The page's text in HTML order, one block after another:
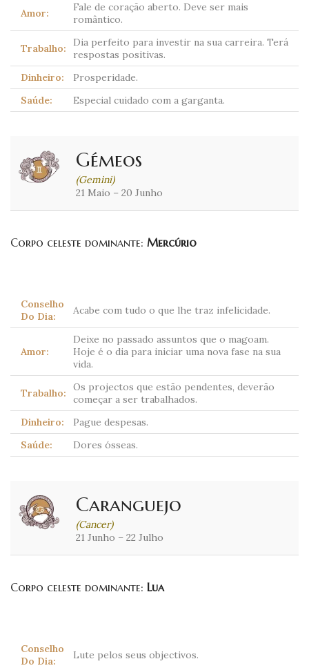
Amor:
Fale de coração aberto. Deve ser mais
romântico.
Trabalho:
Dia perfeito para investir na sua carreira. Terá
respostas positivas.
Dinheiro:
Prosperidade.
Saúde:
Especial cuidado com a garganta.
Gémeos
(Gemini)
21 Maio – 20 Junho
Corpo celeste dominante: Mercúrio
Conselho
Do Dia:
Acabe com tudo o que lhe traz infelicidade.
Amor:
Deixe no passado assuntos que o magoam.
Hoje é o dia para iniciar uma nova fase na sua
vida.
Trabalho:
Os projectos que estão pendentes, deverão
começar a ser trabalhados.
Dinheiro:
Pague despesas.
Saúde:
Dores ósseas.
Caranguejo
(Cancer)
21 Junho – 22 Julho
Corpo celeste dominante: Lua
Conselho
Do Dia:
Lute pelos seus objectivos.